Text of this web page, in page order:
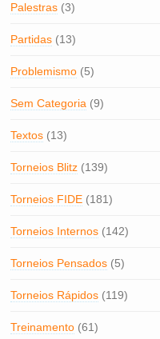
Palestras(3)
Partidas(13)
Problemismo(5)
Sem Categoria(9)
Textos(13)
Torneios Blitz(139)
Torneios FIDE(181)
Torneios Internos(142)
Torneios Pensados(5)
Torneios Rápidos(119)
Treinamento(61)